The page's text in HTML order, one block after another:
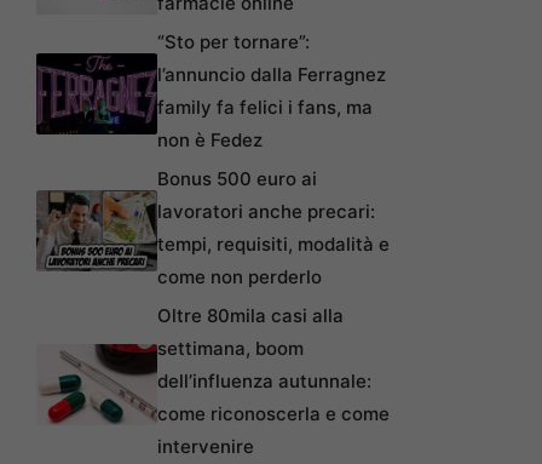
“Sto per tornare”:
l’annuncio dalla Ferragnez
family fa felici i fans, ma
non è Fedez
Bonus 500 euro ai
lavoratori anche precari:
tempi, requisiti, modalità e
come non perderlo
Oltre 80mila casi alla
settimana, boom
dell’influenza autunnale:
come riconoscerla e come
intervenire